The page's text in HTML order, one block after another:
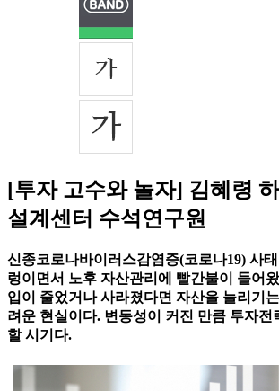
[투자 고수와 놀자] 김혜령
설계센터 수석연구원
신종코로나바이러스감염증(코로나19) 사
렁이면서 노후 자산관리에 빨간불이 들어
입이 줄었거나 사라졌다면 자산을 늘리기
려운 현실이다. 변동성이 커진 만큼 투자전
할 시기다.